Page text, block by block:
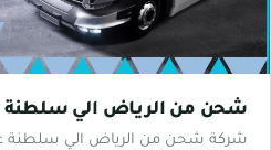
شحن من الرياض الي سلطنة
شركة شحن من الرياض الي سلطنة